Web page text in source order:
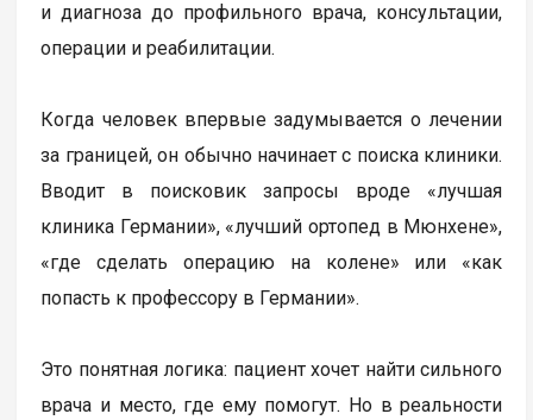
и диагноза до профильного врача, консультации,
операции и реабилитации.
Когда человек впервые задумывается о лечении
за границей, он обычно начинает с поиска клиники.
Вводит в поисковик запросы вроде «лучшая
клиника Германии», «лучший ортопед в Мюнхене»,
«где сделать операцию на колене» или «как
попасть к профессору в Германии».
Это понятная логика: пациент хочет найти сильного
врача и место, где ему помогут. Но в реальности